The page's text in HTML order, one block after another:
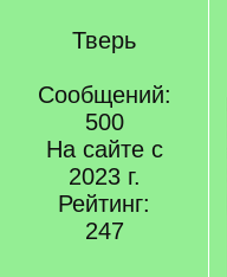
Тверь
Сообщений:
500
На сайте с
2023 г.
Рейтинг:
247